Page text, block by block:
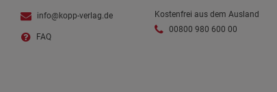
info@kopp-verlag.de
FAQ
Kostenfrei aus dem Ausland
00800 980 600 00